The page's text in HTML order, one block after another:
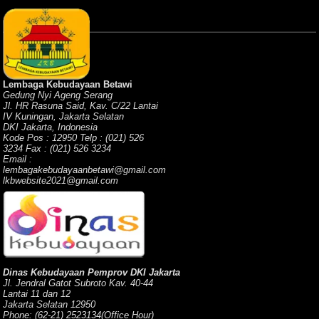
Lembaga Kebudayaan Betawi
Gedung Nyi Ageng Serang
Jl. HR Rasuna Said, Kav. C/22 Lantai
IV Kuningan, Jakarta Selatan
DKI Jakarta, Indonesia
Kode Pos : 12950 Telp : (021) 526
3234 Fax : (021) 526 3234
Email :
lembagakebudayaanbetawi@gmail.com
lkbwebsite2021@gmail.com
Dinas Kebudayaan Pemprov DKI Jakarta
Jl. Jendral Gatot Subroto Kav. 40-44
Lantai 11 dan 12
Jakarta Selatan 12950
Phone: (62-21) 2523134(Office Hour)